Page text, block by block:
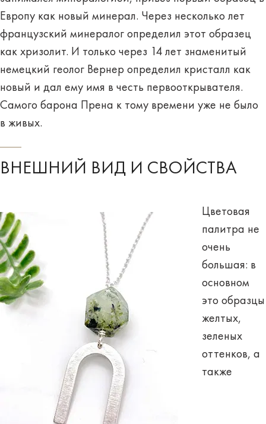
Европу как новый минерал. Через несколько лет
французский минералог определил этот образец
как хризолит. И только через 14 лет знаменитый
немецкий геолог Вернер определил кристалл как
новый и дал ему имя в честь первооткрывателя.
Самого барона Прена к тому времени уже не было
в живых.
ВНЕШНИЙ ВИД И СВОЙСТВА
Цветовая
палитра не
очень
большая: в
основном
это образцы
желтых,
зеленых
оттенков, а
также